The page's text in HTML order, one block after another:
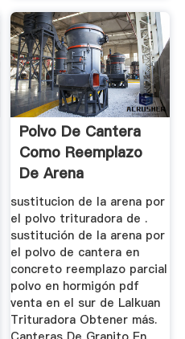
Polvo De Cantera
Como Reemplazo
De Arena
sustitucion de la arena por
el polvo trituradora de .
sustitución de la arena por
el polvo de cantera en
concreto reemplazo parcial
polvo en hormigón pdf
venta en el sur de Lalkuan
Trituradora Obtener más.